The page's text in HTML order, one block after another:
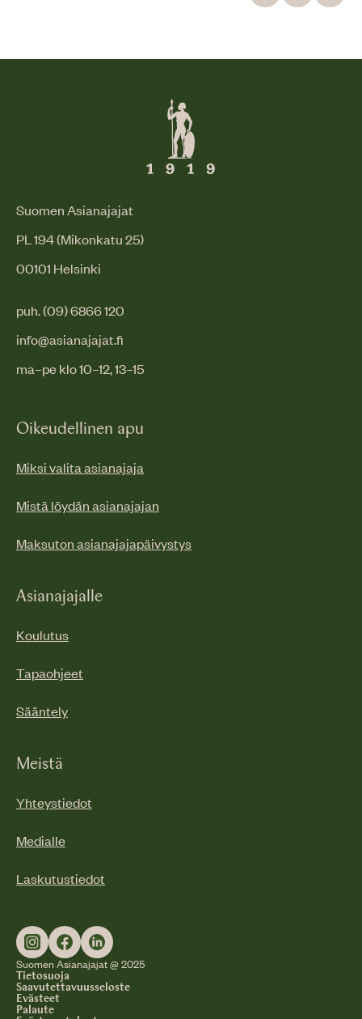
Suomen Asianajajat
PL 194 (Mikonkatu 25)
00101 Helsinki
puh. (09) 6866 120
info@asianajajat.fi
ma–pe klo 10–12, 13–15
Oikeudellinen apu
Miksi valita asianajaja
Mistä löydän asianajajan
Maksuton asianajajapäivystys
Asianajajalle
Koulutus
Tapaohjeet
Sääntely
Meistä
Yhteystiedot
Medialle
Laskutustiedot
Suomen Asianajajat @ 2025
Tietosuoja
Saavutettavuusseloste
Evästeet
Palaute